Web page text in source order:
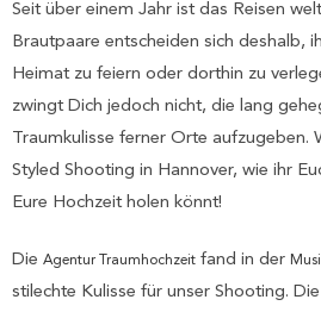
Seit über einem Jahr ist das Reisen
Brautpaare entscheiden sich deshalb,
Heimat zu feiern oder dorthin zu
zwingt Dich jedoch nicht, die lang
Traumkulisse ferner Orte aufzugeben.
Styled Shooting in Hannover, wie ihr
Eure Hochzeit holen könnt!
Die Agentur Traumhochzeit fand in der
stilechte Kulisse für unser Shooting.